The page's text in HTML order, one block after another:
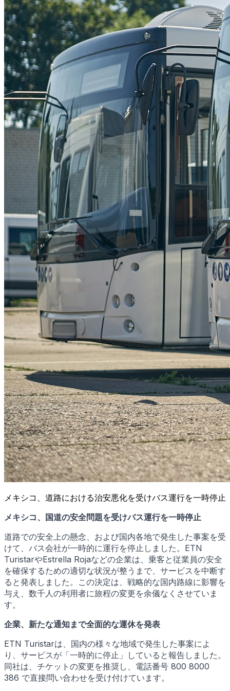
メキシコ、道路における治安悪化を受けバス運行を一時停止
メキシコ、国道の安全問題を受けバス運行を一時停止
道路での安全上の懸念、および国内各地で発生した事案を受
けて、バス会社が一時的に運行を停止しました。ETN
TuristarやEstrella Rojaなどの企業は、乗客と従業員の安全
を確保するための適切な状況が整うまで、サービスを中断す
ると発表しました。この決定は、戦略的な国内路線に影響を
与え、数千人の利用者に旅程の変更を余儀なくさせていま
す。
企業、新たな通知まで全面的な運休を発表
ETN Turistarは、国内の様々な地域で発生した事案によ
り、サービスが「一時的に停止」していると報告しました。
同社は、チケットの変更を推奨し、電話番号 800 8000
386 で直接問い合わせを受け付けています。